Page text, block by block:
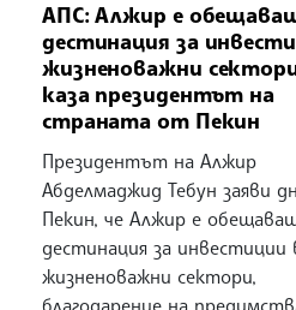
АПС: Алжир е
дестинация за
жизненоважни
каза президентът на
страната от Пекин
Президентът на Алжир
Абделмаджид Тебун заяви
Пекин, че Алжир е
дестинация за инвестиции
жизненоважни сектори,